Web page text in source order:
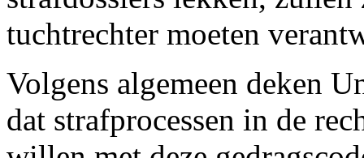
tuchtrechter moeten
Volgens algemeen deken
dat strafprocessen in de